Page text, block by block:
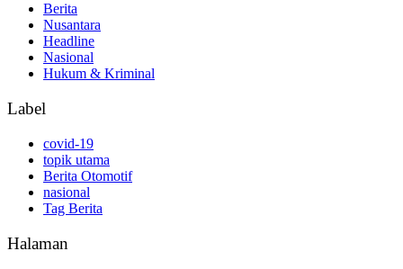
Berita
Nusantara
Headline
Nasional
Hukum & Kriminal
Label
covid-19
topik utama
Berita Otomotif
nasional
Tag Berita
Halaman